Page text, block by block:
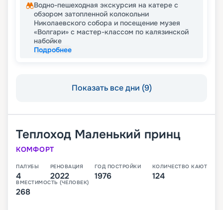
Водно-пешеходная экскурсия на катере с
обзором затопленной колокольни
Николаевского собора и посещение музея
«Волгари» с мастер-классом по калязинской
набойке
Подробнее
Показать все дни (9)
Теплоход Маленький принц
КОМФОРТ
ПАЛУБЫ
4
РЕНОВАЦИЯ
2022
ГОД ПОСТРОЙКИ
1976
КОЛИЧЕСТВО КАЮТ
124
ВМЕСТИМОСТЬ (ЧЕЛОВЕК)
268